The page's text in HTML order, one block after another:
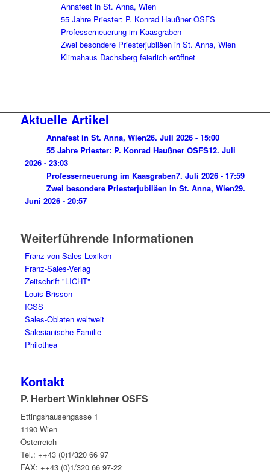
Annafest in St. Anna, Wien
55 Jahre Priester: P. Konrad Haußner OSFS
Professerneuerung im Kaasgraben
Zwei besondere Priesterjubiläen in St. Anna, Wien
Klimahaus Dachsberg feierlich eröffnet
Aktuelle Artikel
Annafest in St. Anna, Wien26. Juli 2026 - 15:00
55 Jahre Priester: P. Konrad Haußner OSFS12. Juli
2026 - 23:03
Professerneuerung im Kaasgraben7. Juli 2026 - 17:59
Zwei besondere Priesterjubiläen in St. Anna, Wien29.
Juni 2026 - 20:57
Weiterführende Informationen
Franz von Sales Lexikon
Franz-Sales-Verlag
Zeitschrift "LICHT"
Louis Brisson
ICSS
Sales-Oblaten weltweit
Salesianische Familie
Philothea
Kontakt
P. Herbert Winklehner OSFS
Ettingshausengasse 1
1190 Wien
Österreich
Tel.: ++43 (0)1/320 66 97
FAX: ++43 (0)1/320 66 97-22